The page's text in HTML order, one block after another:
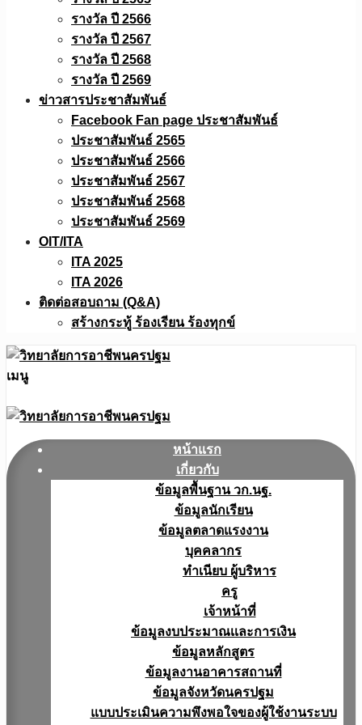
รางวัล ปี 2566
รางวัล ปี 2567
รางวัล ปี 2568
รางวัล ปี 2569
ข่าวสารประชาสัมพันธ์
Facebook Fan page ประชาสัมพันธ์
ประชาสัมพันธ์ 2565
ประชาสัมพันธ์ 2566
ประชาสัมพันธ์ 2567
ประชาสัมพันธ์ 2568
ประชาสัมพันธ์ 2569
OIT/ITA
ITA 2025
ITA 2026
ติดต่อสอบถาม (Q&A)
สร้างกระทู้ ร้องเรียน ร้องทุกข์
เมนู
หน้าแรก
เกี่ยวกับ
ข้อมูลพื้นฐาน วก.นฐ.
ข้อมูลนักเรียน
ข้อมูลตลาดแรงงาน
บุคคลากร
ทำเนียบ ผู้บริหาร
ครู
เจ้าหน้าที่
ข้อมูลงบประมาณเเละการเงิน
ข้อมูลหลักสูตร
ข้อมูลงานอาคารสถานที่
ข้อมูลจังหวัดนครปฐม
แบบประเมินความพึงพอใจของผู้ใช้งานระบบ